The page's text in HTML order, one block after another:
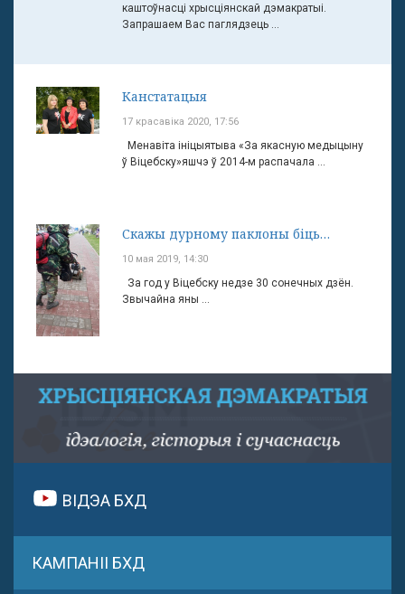
каштоўнасці хрысціянскай дэмакратыі.
Запрашаем Вас паглядзець ...
Канстатацыя
17 красавіка 2020, 17:56
Менавіта ініцыятыва «За якасную медыцыну
ў Віцебску»яшчэ ў 2014-м распачала ...
Скажы дурному паклоны біць…
10 мая 2019, 14:30
За год у Віцебску недзе 30 сонечных дзён.
Звычайна яны ...
ВІДЭА БХД
КАМПАНІІ БХД